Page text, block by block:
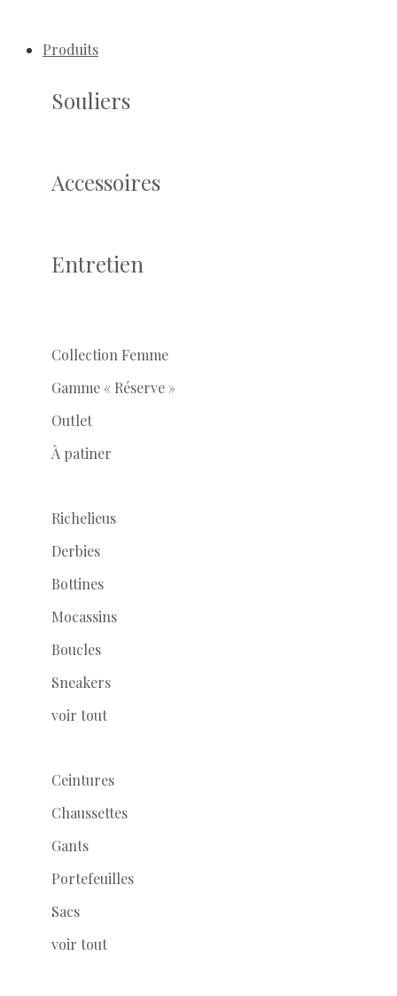
Produits
Souliers
Accessoires
Entretien
Collection Femme
Gamme « Réserve »
Outlet
À patiner
Richelieus
Derbies
Bottines
Mocassins
Boucles
Sneakers
voir tout
Ceintures
Chaussettes
Gants
Portefeuilles
Sacs
voir tout